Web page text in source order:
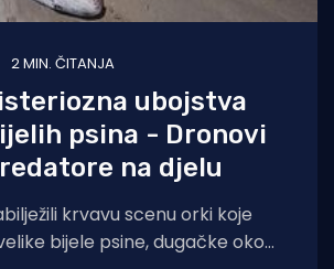
2 MIN. ČITANJA
ubojstva
psina - Dronovi
na djelu
krvavu scenu orki koje
bijele psine, dugačke oko